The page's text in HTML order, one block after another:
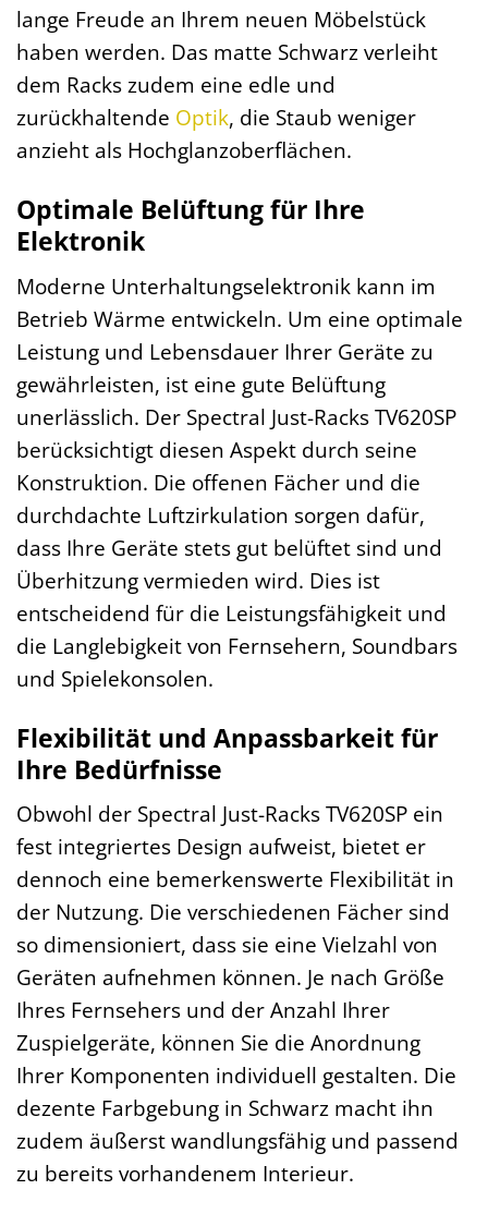
lange Freude an Ihrem neuen Möbelstück
haben werden. Das matte Schwarz verleiht
dem Racks zudem eine edle und
zurückhaltende Optik, die Staub weniger
anzieht als Hochglanzoberflächen.
Optimale Belüftung für Ihre
Elektronik
Moderne Unterhaltungselektronik kann im
Betrieb Wärme entwickeln. Um eine optimale
Leistung und Lebensdauer Ihrer Geräte zu
gewährleisten, ist eine gute Belüftung
unerlässlich. Der Spectral Just-Racks TV620SP
berücksichtigt diesen Aspekt durch seine
Konstruktion. Die offenen Fächer und die
durchdachte Luftzirkulation sorgen dafür,
dass Ihre Geräte stets gut belüftet sind und
Überhitzung vermieden wird. Dies ist
entscheidend für die Leistungsfähigkeit und
die Langlebigkeit von Fernsehern, Soundbars
und Spielekonsolen.
Flexibilität und Anpassbarkeit für
Ihre Bedürfnisse
Obwohl der Spectral Just-Racks TV620SP ein
fest integriertes Design aufweist, bietet er
dennoch eine bemerkenswerte Flexibilität in
der Nutzung. Die verschiedenen Fächer sind
so dimensioniert, dass sie eine Vielzahl von
Geräten aufnehmen können. Je nach Größe
Ihres Fernsehers und der Anzahl Ihrer
Zuspielgeräte, können Sie die Anordnung
Ihrer Komponenten individuell gestalten. Die
dezente Farbgebung in Schwarz macht ihn
zudem äußerst wandlungsfähig und passend
zu bereits vorhandenem Interieur.